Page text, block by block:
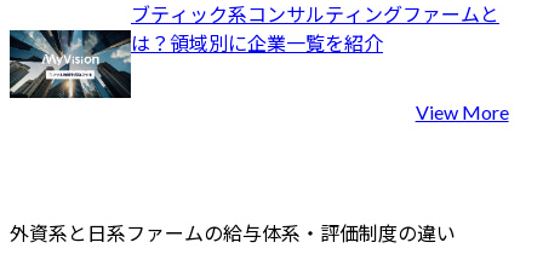
ブティック系コンサルティングファームと
は？領域別に企業一覧を紹介
View More
外資系と日系ファームの給与体系・評価制度の違い